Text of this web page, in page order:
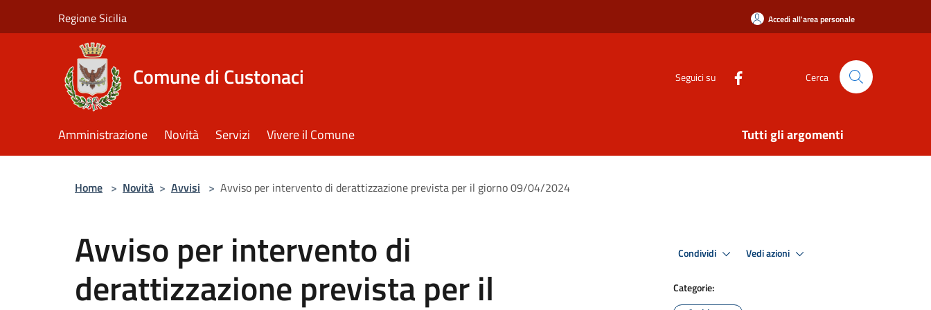
Regione Sicilia Accedi all'area personale
Comune di Custonaci Seguici su Cerca
Amministrazione Novità Servizi Vivere il Comune Tutti gli argomenti
Home > Novità > Avvisi > Avviso per intervento di derattizzazione prevista per il giorno 09/04/2024
Avviso per intervento di
derattizzazione prevista per il
Condividi Vedi azioni
Categorie: